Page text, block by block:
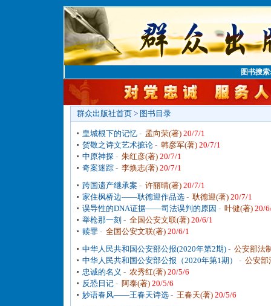
图书搜
群众出版社首页 > 图书目录
皇城根下的记忆 - 孟向荣(著) 20/7/1
贺敬之诗文艺术摭论 - 韩彦军(著) 20/7/1
中原神探 - 朱红彦(著) 20/7/1
奇案迷踪 - 李焕志(著) 20/7/1
跨国遗产继承案 - 许丽晴(著) 20/7/1
家住枫桥边——耿德迎作品选 - 耿德迎(著) 20/7/1
误导性的DNA证据——司法误判的原因 - 叶健(著) 20/
举枪那一刻 - 全国公安文联(著) 20/6/1
赎罪 - 全国公安文联(著) 20/6/1
中华人民共和国公安部公报(2020年第2期) - 公安部法
中华人民共和国公安部公报（2020年第1期）
- 公安部
忠诚的名义 - 农秀红(著) 20/5/6
反恐日记 - 阿泰(著) 20/5/6
妙语春风——王春天诗选 - 王春天(著) 20/5/6